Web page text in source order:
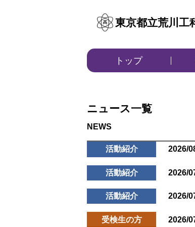
東京都立荒川
トップ
ニュース一覧
活動紹介 2026/
活動紹介 2026/
活動紹介 2026/
受検生の方 2026/